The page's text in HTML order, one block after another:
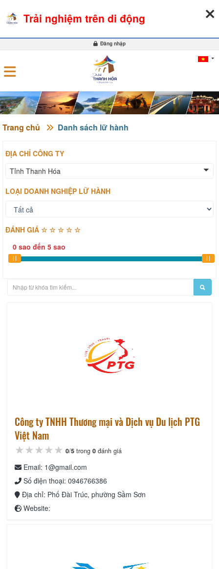
Đăng nhập
Trang chủ Danh sách lữ hành
ĐỊA CHỈ CÔNG TY
Tỉnh Thanh Hóa
LOẠI DOANH NGHIỆP LỮ HÀNH
ĐÁNH GIÁ ☆ ☆ ☆ ☆ ☆
0 sao đến 5 sao
Công ty TNHH Thương mại và Dịch vụ Du lịch PTG
Việt Nam
★★★★★
★★★★★
★★★★★ 0/5 trong 0 đánh giá
Email: 1@gmail.com
Số điện thoại: 0946766386
Địa chỉ: Phố Đài Trúc, phường Sầm Sơn
Website:
Trải nghiệm trên di động